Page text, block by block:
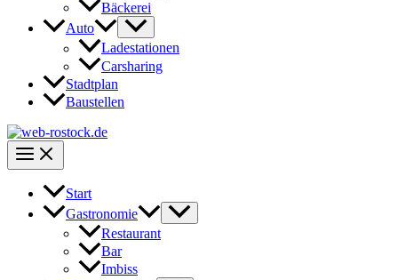
Bäckerei
Auto
Ladestationen
Carsharing
Stadtplan
Baustellen
Start
Gastronomie
Restaurant
Bar
Imbiss